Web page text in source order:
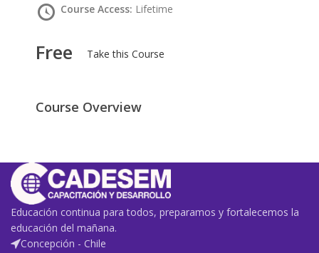
Course Access: Lifetime
Free Take this Course
Course Overview
Educación continua para todos, preparamos y fortalecemos la
educación del mañana.
Concepción - Chile